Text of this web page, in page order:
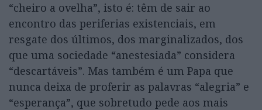
“cheiro a ovelha”, isto é: têm de sair ao
encontro das periferias existenciais, em
resgate dos últimos, dos marginalizados, dos
que uma sociedade “anestesiada” considera
“descartáveis”. Mas também é um Papa que
nunca deixa de proferir as palavras “alegria” e
“esperança”, que sobretudo pede aos mais